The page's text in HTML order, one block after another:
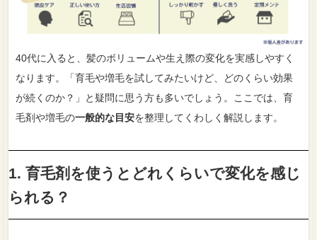
40代に入ると、髪のボリュームや生え際の変化を実感しやすく
なります。「育毛や増毛を試してみたいけど、どのくらい効果
が続くのか？」と疑問に思う方も多いでしょう。ここでは、育
毛剤や増毛の一般的な目安を整理してくわしく解説します。
1. 育毛剤を使うとどれくらいで変化を感じ
られる？